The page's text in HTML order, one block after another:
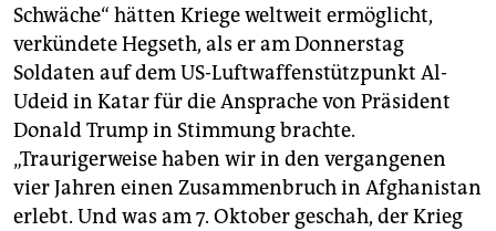
Schwäche“ hätten Kriege weltweit ermöglicht,
verkündete Hegseth, als er am Donnerstag
Soldaten auf dem US-Luftwaffenstützpunkt Al-
Udeid in Katar für die Ansprache von Präsident
Donald Trump in Stimmung brachte.
„Traurigerweise haben wir in den vergangenen
vier Jahren einen Zusammenbruch in Afghanistan
erlebt. Und was am 7. Oktober geschah, der Krieg